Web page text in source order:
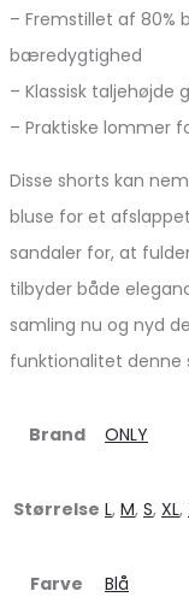
– Fremstillet af 80%
bæredygtighed
– Klassisk
– Praktiske lommer
Disse shorts kan
bluse for et
sandaler for, at
tilbyder både
samling nu og nyd
funktionalitet denne
Brand ONLY
Størrelse L, M, S, XL,
Farve Blå